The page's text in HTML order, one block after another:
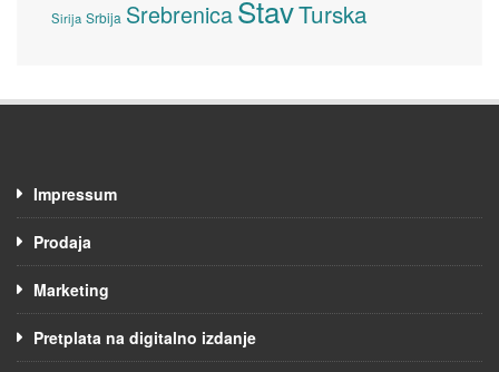
Sirija Srbija SrebrenicaStavTurska
Impressum
Prodaja
Marketing
Pretplata na digitalno izdanje